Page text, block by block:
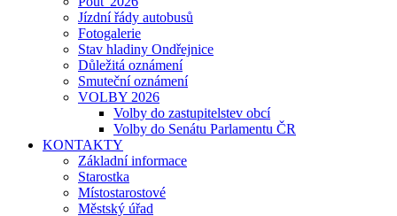
Jízdní řády autobusů
Fotogalerie
Stav hladiny Ondřejnice
Důležitá oznámení
Smuteční oznámení
VOLBY 2026
Volby do zastupitelstev obcí
Volby do Senátu Parlamentu ČR
KONTAKTY
Základní informace
Starostka
Místostarostové
Městský úřad